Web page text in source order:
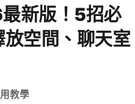
新版！5招必
空間、聊天室
教學